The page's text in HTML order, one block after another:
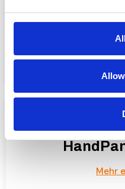
Mehr
Mehr